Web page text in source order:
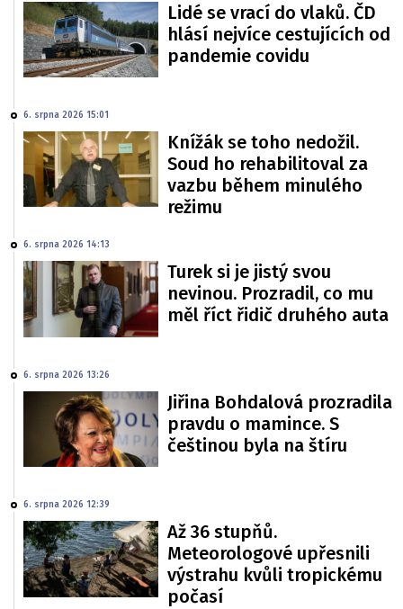
Lidé se vrací do vlaků. ČD
hlásí nejvíce cestujících od
pandemie covidu
6. srpna 2026 15:01
Knížák se toho nedožil.
Soud ho rehabilitoval za
vazbu během minulého
režimu
6. srpna 2026 14:13
Turek si je jistý svou
nevinou. Prozradil, co mu
měl říct řidič druhého auta
6. srpna 2026 13:26
Jiřina Bohdalová prozradila
pravdu o mamince. S
češtinou byla na štíru
6. srpna 2026 12:39
Až 36 stupňů.
Meteorologové upřesnili
výstrahu kvůli tropickému
počasí